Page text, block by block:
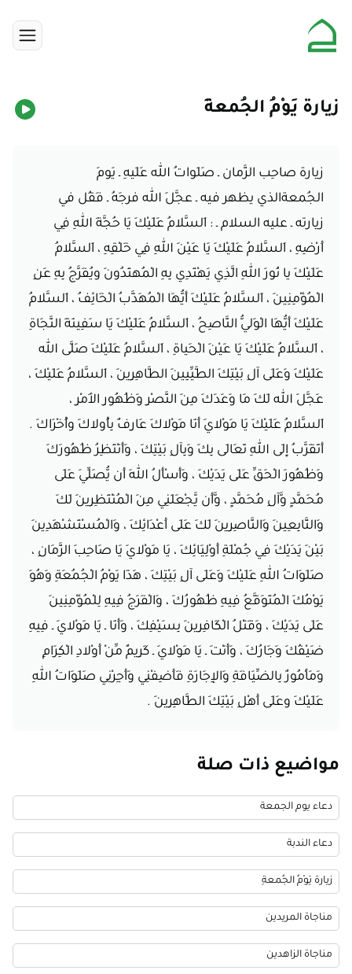
زيارة يَوْمُ الجُمعةِ
زيارة صاحِب الزَّمان ـ صَلَواتُ الله عَلَيهِ ـ يَومَ
الجُمعةالذي يظهر فيه ـ عجَّلَ الله فرجَهُ ـ فَقُل في
زيارته ـ عليه السلام ـ : اَلسَّلامُ عَلَيْكَ يَا حُجَّةَ اللهِ فِي
أَرْضِهِ ، اَلسَّلامُ عَلَيْكَ يَا عَيْنَ اللهِ فِي خَلْقِهِ ، اَلسَّلامُ
عَلَيْكَ يا نُورَ اللهِ الَّذِي يَهْتَدِي بِهِ الْمُهتَدُونَ ويُفَرَّجُ بِهِ عَنِ
الْمُؤْمِنِينَ ، اَلسَّلامُ عَلَيْكَ أَيُّهَا الْمُهَذَّبُ الْخَائِفُ ، اَلسَّلامُ
عَلَيْكَ أَيُّهَا الْوَليُّ النَّاصِحُ ، اَلسَّلامُ عَلَيْكَ يَا سَفِينَةَ النَّجَاةِ
، اَلسَّلامُ عَلَيْكَ يَا عَيْنَ الْحَياةِ ، اَلسَّلامُ عَلَيْكَ صَلَّى الله
عَلَيْكَ وَعَلَى آلِ بَيْتِكَ الطَّيِّبِينَ الطَّاهِرِينَ ، اَلسَّلامُ عَلَيْكَ ،
عَجَّلَ الله لَكَ مَا وَعَدَكَ مِنَ النَّصْرِ وَظُهُورِ الأَمْرِ ،
اَلسَّلامُ عَلَيْكَ يَا مَوْلايَ أَنَا مَوْلاكَ عَارِفٌ بِأُولاكَ وأُخْرَاكَ .
أَتَقَرَّبُ إِلَى اللهِ تَعَالَى بِكَ وَبِآلِ بَيْتِكَ ، وَأَنْتَظِرُ ظُهُورَكَ
وَظُهُورَ الْحَقِّ عَلَى يَدَيْكَ ، وَأَسْأَلُ اللهَ أَن يُّصَلِّيَ عَلَى
مُحَمَّدٍ وَّآلِ مُحَمَّدٍ ، وَّأَن يَّجْعَلَنِي مِنَ الْمُنْتَظِرِينَ لَكَ
وَالتَّابِعِينَ وَالنَّاصِرِينَ لَكَ عَلَى أَعْدَائِكَ ، وَالْمُسْتَشْهَدِينَ
بَيْنَ يَدَيْكَ فِي جُمْلَةِ أَوْلِيَائِكَ ، يَا مَوْلايَ يَا صَاحِبَ الزَّمَانِ ،
صَلَوَاتُ اللهِ عَلَيْكَ وَعَلَى آلِ بَيْتِكَ ، هَذَا يَوْمُ الْجُمُعَةِ وَهُوَ
يَوْمُكَ الْمُتَوَقَّعُ فِيهِ ظُهُورُكَ ، وَالْفَرَجُ فِيهِ لِلْمُؤْمِنِينَ
عَلَى يَدَيْكَ ، وَقَتْلُ الْكَافِرِينَ بِسَيْفِكَ ، وَأَنَا ـ يَا مَوْلايَ ـ فِيهِ
ضَيْفُكَ وَجَارُكَ ، وَأَنْتَ ـ يَا مَوْلايَ ـ كَرِيمٌ مِّنْ أَوْلادِ الْكِرَامِ
وَمَأْمُورٌ بِالضِّيَافَةِ وَالإِجَارَةِ فَأَضِفْنِي وَأَجِرْنِي صَلَوَاتُ اللهِ
عَلَيْكَ وعَلَى أَهْلِ بَيْتِكَ الطَّاهِرِينَ .
مواضيع ذات صلة
دعاء يوم الجمعة
دعاء الندبة
زيارة يَوْمُ الجُمعةِ
مناجاة المريدين
مناجاة الزاهدين